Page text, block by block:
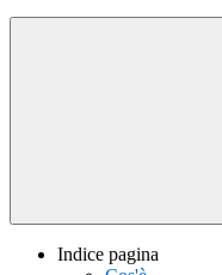
Indice pagina